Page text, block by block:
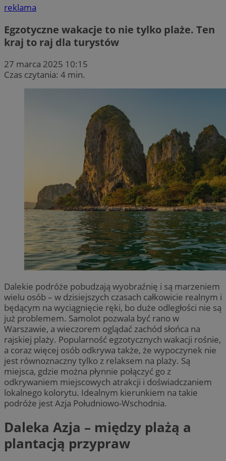
reklama
Egzotyczne wakacje to nie tylko plaże. Ten
kraj to raj dla turystów
27 marca 2025 10:15
Czas czytania: 4 min.
Dalekie podróże pobudzają wyobraźnię i są marzeniem
wielu osób – w dzisiejszych czasach całkowicie realnym i
będącym na wyciągnięcie ręki, bo duże odległości nie są
już problemem. Samolot pozwala być rano w
Warszawie, a wieczorem oglądać zachód słońca na
rajskiej plaży. Popularność egzotycznych wakacji rośnie,
a coraz więcej osób odkrywa także, że wypoczynek nie
jest równoznaczny tylko z relaksem na plaży. Są
miejsca, gdzie można płynnie połączyć go z
odkrywaniem miejscowych atrakcji i doświadczaniem
lokalnego kolorytu. Idealnym kierunkiem na takie
podróże jest Azja Południowo-Wschodnia.
Daleka Azja – między plażą a
plantacją przypraw